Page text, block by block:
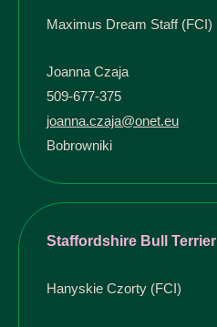
Maximus Dream Staff (FCI)
Joanna Czaja
509-677-375
joanna.czaja@onet.eu
Bobrowniki
Staffordshire Bull Terrier
Hanyskie Czorty (FCI)